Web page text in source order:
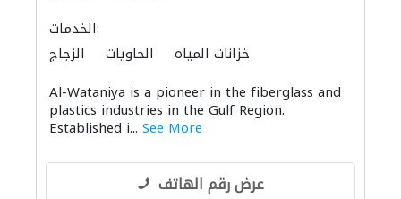
الخدمات:
الزجاج
الحاويات
خزانات المياه
Al-Wataniya is a pioneer in the fiberglass and
plastics industries in the Gulf Region.
Established i... See More
عرض رقم الهاتف